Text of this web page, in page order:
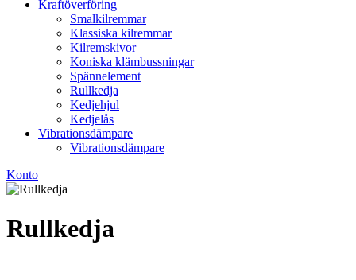
Kraftöverföring
Smalkilremmar
Klassiska kilremmar
Kilremskivor
Koniska klämbussningar
Spännelement
Rullkedja
Kedjehjul
Kedjelås
Vibrationsdämpare
Vibrationsdämpare
Konto
Rullkedja